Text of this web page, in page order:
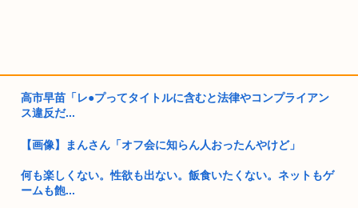
高市早苗「レ●プってタイトルに含むと法律やコンプライアン
ス違反だ...
【画像】まんさん「オフ会に知らん人おったんやけど」
何も楽しくない。性欲も出ない。飯食いたくない。ネットもゲ
ームも飽...